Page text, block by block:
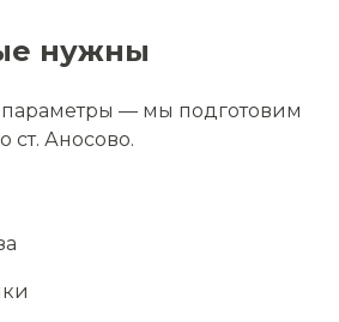
нужны
параметры — мы подготовим
ст. Аносово.